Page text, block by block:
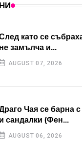
като се
не замълча и...
AUGUST 07, 2026
Чая се барна
и сандалки (Фен...
AUGUST 06, 2026